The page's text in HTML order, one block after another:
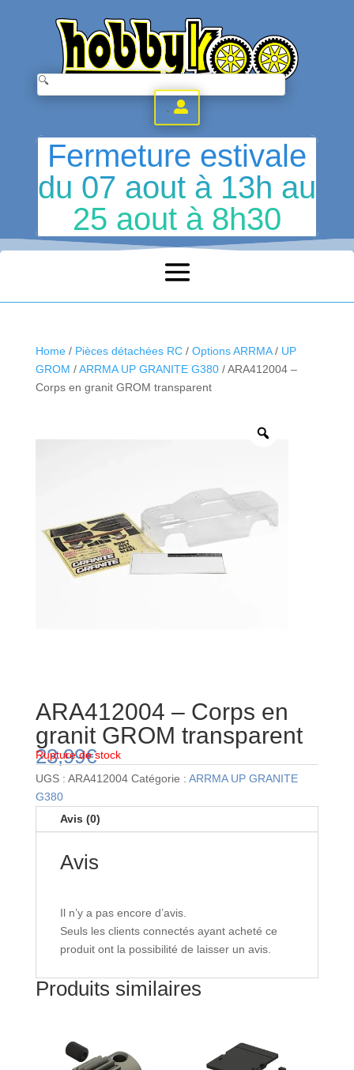
.
Fermeture estivale
du 07 aout à 13h au
25 aout à 8h30
Home/ Pièces détachées RC/ Options ARRMA/ UP
GROM /ARRMA UP GRANITE G380/ ARA412004 –
Corps en granit GROM transparent
ARA412004 – Corps en
granit GROM transparent
23,99€
Rupture de stock
UGS : ARA412004 Catégorie : ARRMA UP GRANITE
G380
Avis (0)
Avis
Il n’y a pas encore d’avis.
Seuls les clients connectés ayant acheté ce
produit ont la possibilité de laisser un avis.
Produits similaires